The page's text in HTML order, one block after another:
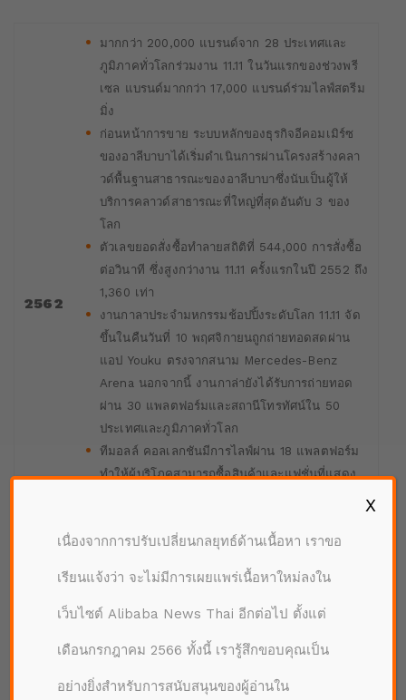
2562
มากกว่า 200,000 แบรนด์จาก 28 ประเทศและ
ภูมิภาคทั่วโลกร่วมงาน 11.11 ในวันแรกของช่วงพรี
เซล แบรนด์มากกว่า 17,000 แบรนด์ร่วมไลฟ์สตรีม
มิ่ง
ก่อนหน้าการขาย ระบบหลักของธุรกิจอีคอมเมิร์ซ
ของอาลีบาบาได้เริ่มดำเนินการผ่านโครงสร้างคลา
วด์พื้นฐานสาธารณะของอาลีบาบาซึ่งนับเป็นผู้ให้
บริการคลาวด์สาธารณะที่ใหญ่ที่สุดอันดับ 3 ของ
โลก
ตัวเลขยอดสั่งซื้อทำลายสถิติที่ 544,000 การสั่งซื้อ
ต่อวินาที ซึ่งสูงกว่างาน 11.11 ครั้งแรกในปี 2552 ถึง
1,360 เท่า
งานกาลาประจำมหกรรมช้อปปิ้งระดับโลก 11.11 จัด
ขึ้นในคืนวันที่ 10 พฤศจิกายนถูกถ่ายทอดสดผ่าน
แอป Youku ตรงจากสนาม Mercedes-Benz
Arena นอกจากนี้ งานกาล่ายังได้รับการถ่ายทอด
ผ่าน 30 แพลตฟอร์มและสถานีโทรทัศน์ใน 50
ประเทศและภูมิภาคทั่วโลก
ทีมอลล์ คอลเลกชันมีการไลฟ์ผ่าน 18 แพลตฟอร์ม
ทำให้ผู้บริโภคสามารถซื้อสินค้าและแฟชั่นที่แสดง
ทั่วโลก โดยมีร้านค้าจากรัสเซีย สเปน อิตาลี ตุรกี
สเท็มร่วมงาน 11.11 ในปีดังกล่าว โดยมี
หยวน (ประมาณ 2,336.5 ล้านบาท) เทียบกับปีก่อน
เนื่องจากการปรับเปลี่ยนกลยุทธ์ด้านเนื้อหา เราขอ
เรียนแจ้งว่า จะไม่มีการเผยแพร่เนื้อหาใหม่ลงใน
เว็บไซต์ Alibaba News Thai อีกต่อไป ตั้งแต่
เดือนกรกฎาคม 2566 ทั้งนี้ เรารู้สึกขอบคุณเป็น
อย่างยิ่งสำหรับการสนับสนุนของผู้อ่านใน
X